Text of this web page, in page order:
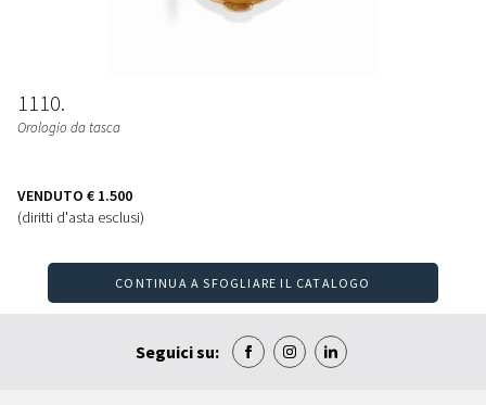
1110
Orologio da tasca
VENDUTO € 1.500
(diritti d'asta esclusi)
CONTINUA A SFOGLIARE IL CATALOGO
Seguici su: